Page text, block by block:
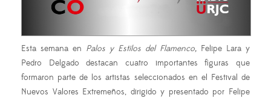
Esta semana en Palos y Estilos del Flamenco, Felipe Lara y
Pedro Delgado destacan cuatro importantes figuras que
formaron parte de los artistas seleccionados en el Festival de
Nuevos Valores Extremeños, dirigido y presentado por Felipe